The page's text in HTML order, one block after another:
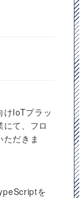
けIoTプラッ
にて、フロ
だきま
を